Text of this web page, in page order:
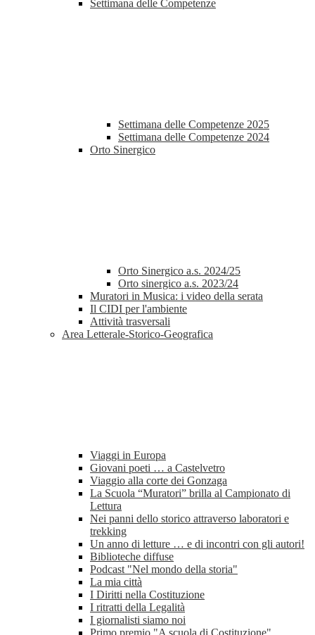
Settimana delle Competenze
Settimana delle Competenze 2025
Settimana delle Competenze 2024
Orto Sinergico
Orto Sinergico a.s. 2024/25
Orto sinergico a.s. 2023/24
Muratori in Musica: i video della serata
Il CIDI per l'ambiente
Attività trasversali
Area Letterale-Storico-Geografica
Viaggi in Europa
Giovani poeti … a Castelvetro
Viaggio alla corte dei Gonzaga
La Scuola “Muratori” brilla al Campionato di
Lettura
Nei panni dello storico attraverso laboratori e
trekking
Un anno di letture … e di incontri con gli autori!
Biblioteche diffuse
Podcast "Nel mondo della storia"
La mia città
I Diritti nella Costituzione
I ritratti della Legalità
I giornalisti siamo noi